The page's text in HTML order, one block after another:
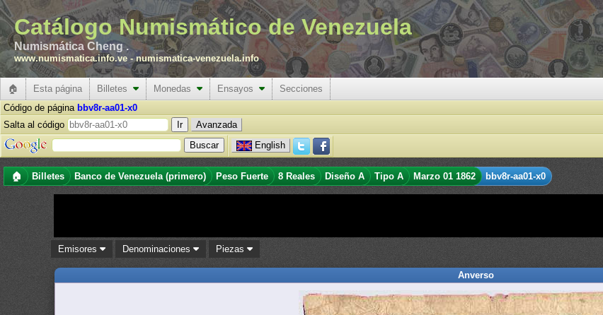
Catálogo Numismático de Venezuela
Numismática Cheng .
www.numismatica.info.ve -numismatica-venezuela.info
🏠 Esta página Billetes Monedas Ensayos
Secciones
Código de página bbv8r-aa01-x0
Salta al código
Avanzada
English
🏠 Billetes Banco de Venezuela (primero) Peso Fuerte 8 Reales Diseño A Tipo A Marzo 01 1862 bbv8r-aa01-x0
Emisores Denominaciones Piezas
Anverso